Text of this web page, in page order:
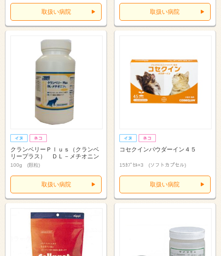
取扱い病院 取扱い病院
クランベリーＰｌｕｓ（クランベ
リープラス） ＤＬ－メチオニン
100g (顆粒)
取扱い病院
コセクインパウダーイン４５
15ｶﾌﾟｾﾙ×3 (ソフトカプセル)
取扱い病院